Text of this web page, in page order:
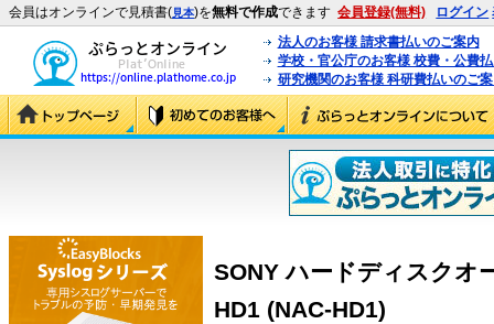
会員はオンラインで見積書(見本)を無料で作成できます 会員登録(無料) ログイン
法人のお客様 請求書払いのご案内
学校・官公庁のお客様 校費・公費
研究機関のお客様 科研費払いのご
SONY ハードディスクオ
HD1 (NAC-HD1)